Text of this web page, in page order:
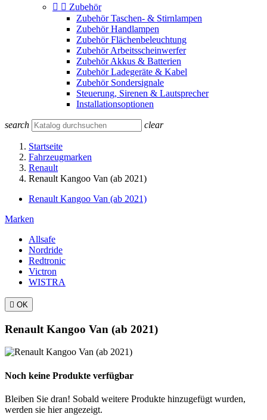
  Zubehör
Zubehör Taschen- & Stirnlampen
Zubehör Handlampen
Zubehör Flächenbeleuchtung
Zubehör Arbeitsscheinwerfer
Zubehör Akkus & Batterien
Zubehör Ladegeräte & Kabel
Zubehör Sondersignale
Steuerung, Sirenen & Lautsprecher
Installationsoptionen
search clear
Startseite
Fahrzeugmarken
Renault
Renault Kangoo Van (ab 2021)
Renault Kangoo Van (ab 2021)
Marken
Allsafe
Nordride
Redtronic
Victron
WISTRA
 OK
Renault Kangoo Van (ab 2021)
Noch keine Produkte verfügbar
Bleiben Sie dran! Sobald weitere Produkte hinzugefügt wurden,
werden sie hier angezeigt.